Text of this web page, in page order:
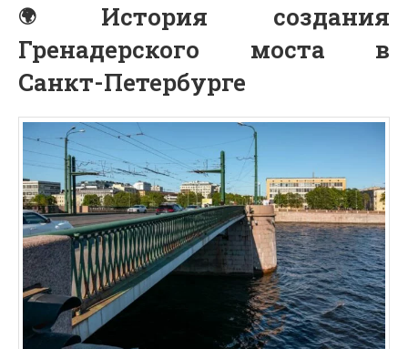
История создания
Гренадерского моста в
Санкт-Петербурге